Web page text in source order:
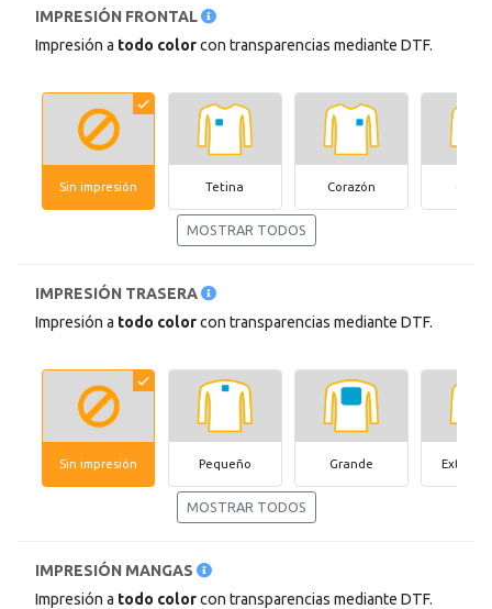
IMPRESIÓN FRONTAL
Impresión a todo colorcon transparencias mediante DTF.
Sin impresión Tetina Corazón
MOSTRAR TODOS
IMPRESIÓN TRASERA
Impresión a todo colorcon transparencias mediante DTF.
Sin impresión Pequeño Grande
MOSTRAR TODOS
IMPRESIÓN MANGAS
Impresión a todo colorcon transparencias mediante DTF.